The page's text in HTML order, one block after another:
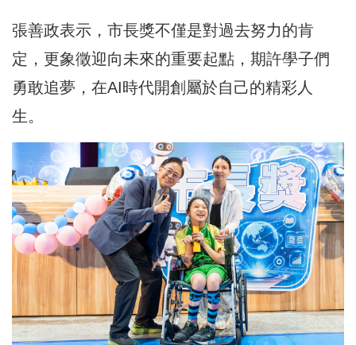
張善政表示，市長獎不僅是對過去努力的肯
定，更象徵迎向未來的重要起點，期許學子們
勇敢追夢，在AI時代開創屬於自己的精彩人
生。